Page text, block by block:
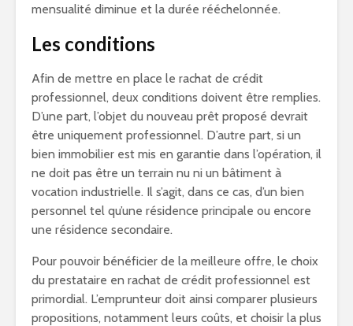
mensualité diminue et la durée rééchelonnée.
Les conditions
Afin de mettre en place le rachat de crédit
professionnel, deux conditions doivent être remplies.
D’une part, l’objet du nouveau prêt proposé devrait
être uniquement professionnel. D’autre part, si un
bien immobilier est mis en garantie dans l’opération, il
ne doit pas être un terrain nu ni un bâtiment à
vocation industrielle. Il s’agit, dans ce cas, d’un bien
personnel tel qu’une résidence principale ou encore
une résidence secondaire.
Pour pouvoir bénéficier de la meilleure offre, le choix
du prestataire en rachat de crédit professionnel est
primordial. L’emprunteur doit ainsi comparer plusieurs
propositions, notamment leurs coûts, et choisir la plus